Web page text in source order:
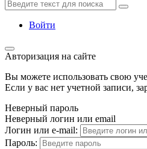
Войти
Авторизация на сайте
Вы можете использовать свою
Если у вас нет учетной записи,
Неверный пароль
Неверный логин или email
Логин или e-mail:
Пароль: